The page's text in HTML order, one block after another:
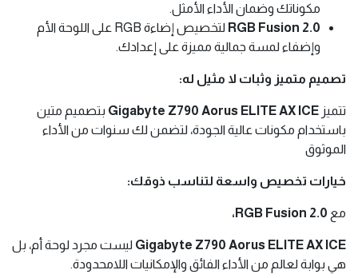
مكوناتك وضمان الأداء الأمثل.
RGB Fusion 2.0
لتخصيص إضاءة RGB على اللوحة الأم
وإضفاء لمسة جمالية مميزة على إعدادك.
تصميم متميز وثبات لا مثيل له:
تتميز Gigabyte Z790 Aorus ELITE AX ICE بتصميم متين
باستخدام مكونات عالية الجودة، لتضمن لك سنوات من الأداء
الموثوق
خيارات تخصيص واسعة لتناسب ذوقك:
مع RGB Fusion 2.0،
Gigabyte Z790 Aorus ELITE AX ICE ليست مجرد لوحة أم، بل
هي بوابة لعالم من الأداء الفائق والإمكانيات اللامحدودة.